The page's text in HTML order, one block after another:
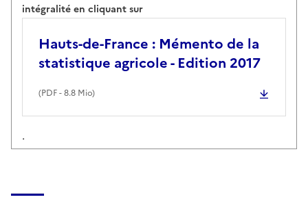
intégralité en cliquant sur
Hauts-de-France : Mémento de la
statistique agricole - Edition 2017
(PDF- 8.8 Mio)
.